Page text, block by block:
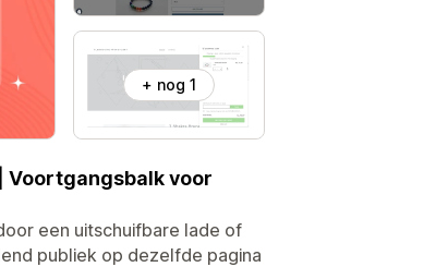
+ nog 1
Voortgangsbalk voor
een uitschuifbare lade of
publiek op dezelfde pagina